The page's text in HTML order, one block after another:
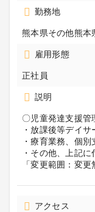
勤務地
熊本県その他熊本
雇用形態
正社員
説明
〇児童発達支援管
・放課後等デイ
・療育業務、個
・その他、上記に
「変更範囲：変更
アクセス